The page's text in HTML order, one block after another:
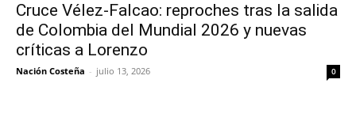
Cruce Vélez-Falcao: reproches tras la salida
de Colombia del Mundial 2026 y nuevas
críticas a Lorenzo
Nación Costeña - julio 13, 2026 0